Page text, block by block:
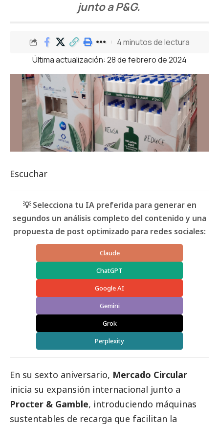
junto a P&G.
Última actualización: 28 de febrero de 2024
4 minutos de lectura
Escuchar
💡 Selecciona tu IA preferida para generar en
segundos un análisis completo del contenido y una
propuesta de post optimizado para redes sociales:
Claude
ChatGPT
Google AI
Gemini
Grok
Perplexity
En su sexto aniversario, Mercado Circular
inicia su expansión internacional junto a
Procter & Gamble, introduciendo máquinas
sustentables de recarga que facilitan la